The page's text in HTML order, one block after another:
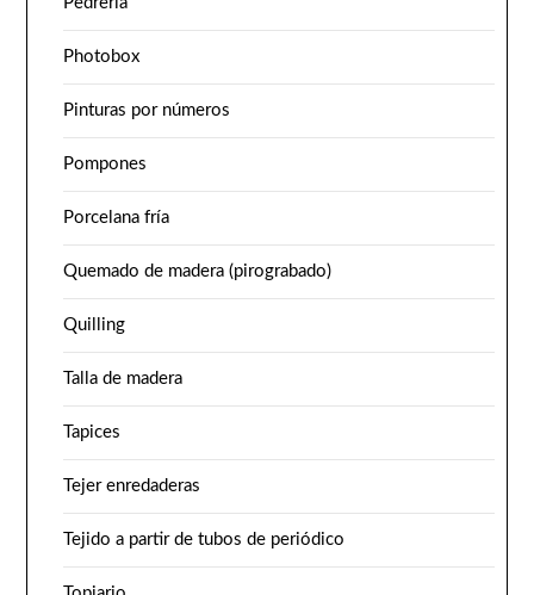
Photobox
Pinturas por números
Pompones
Porcelana fría
Quemado de madera (pirograbado)
Quilling
Talla de madera
Tapices
Tejer enredaderas
Tejido a partir de tubos de periódico